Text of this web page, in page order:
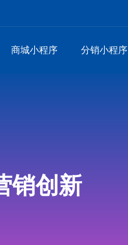
商城小程序 分销小程序
销创新